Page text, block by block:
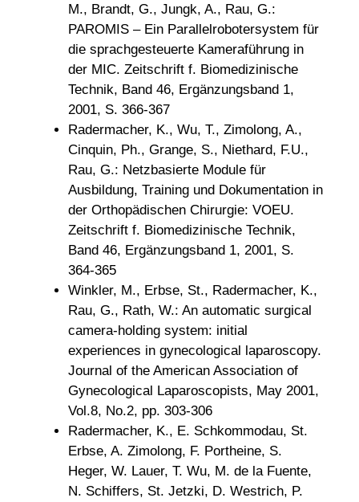
M., Brandt, G., Jungk, A., Rau, G.:
PAROMIS – Ein Parallelrobotersystem für
die sprachgesteuerte Kameraführung in
der MIC. Zeitschrift f. Biomedizinische
Technik, Band 46, Ergänzungsband 1,
2001, S. 366-367
Radermacher, K., Wu, T., Zimolong, A.,
Cinquin, Ph., Grange, S., Niethard, F.U.,
Rau, G.: Netzbasierte Module für
Ausbildung, Training und Dokumentation in
der Orthopädischen Chirurgie: VOEU.
Zeitschrift f. Biomedizinische Technik,
Band 46, Ergänzungsband 1, 2001, S.
364-365
Winkler, M., Erbse, St., Radermacher, K.,
Rau, G., Rath, W.: An automatic surgical
camera-holding system: initial
experiences in gynecological laparoscopy.
Journal of the American Association of
Gynecological Laparoscopists, May 2001,
Vol.8, No.2, pp. 303-306
Radermacher, K., E. Schkommodau, St.
Erbse, A. Zimolong, F. Portheine, S.
Heger, W. Lauer, T. Wu, M. de la Fuente,
N. Schiffers, St. Jetzki, D. Westrich, P.